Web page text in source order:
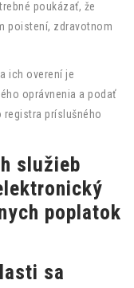
poukázať, že
poistení, zdravotnom
ich overení je
oprávnenia a podať
príslušného
služieb
poplatok
sa